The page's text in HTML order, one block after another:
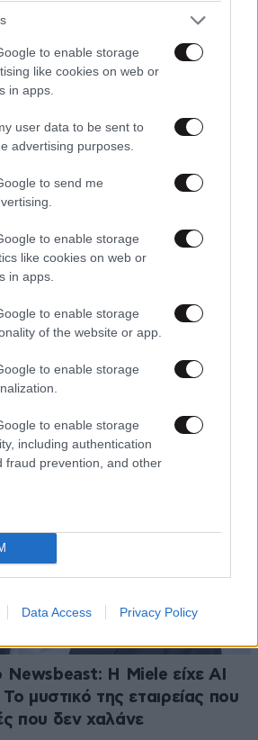
to enable storage
like cookies on web or
in apps.
user data to be sent to
advertising purposes.
to send me
to enable storage
like cookies on web or
in apps.
to enable storage
of the website or app.
to enable storage
to enable storage
including authentication
fraud prevention, and other
Data Access Privacy Policy
πρωταθλητής που έβγαλε
Newsbeast: Η Miele είχε AI
Το μυστικό της εταιρείας που
που δεν χαλάνε